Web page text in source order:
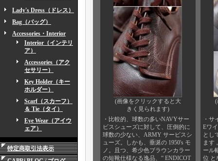
Lady's Dress（ドレス）
Bag（バッグ）
Accessories・Interior
Interior（インテリ
ア）
Accessories（アク
セサリー）
Key Holder（キー
ホルダー）
Scarf（スカーフ）
＆ Tie（タイ）
Eye Wear（アイウ
ェア）
特定商取引法表示
(画像をクリックすると大
きく見られます)
・比較的、球数の多いNAVYサー
ビスシューズに対して、圧倒的に
球数の少ない、ARMY サービスシ
ューズ。しかも、垂涎の 1950's モ
ノ。且つ、希少色ブラウンカラー
の短靴仕様なる逸品、“ ENDICOT
(
・サ
Eワ
とし
ます
ール
位 と